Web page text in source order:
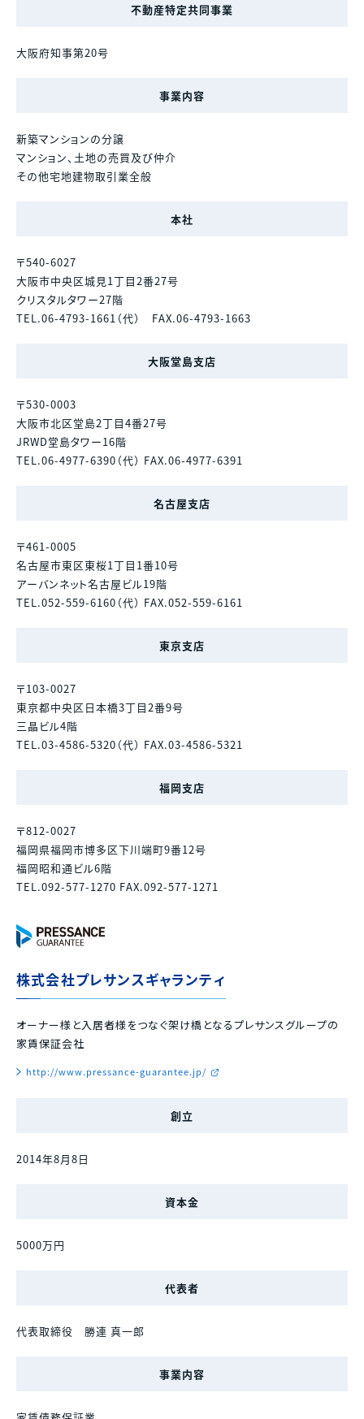
不動産特定共同事業
大阪府知事第20号
事業内容
新築マンションの分譲
マンション、土地の売買及び仲介
その他宅地建物取引業全般
本社
〒540-6027
大阪市中央区城見1丁目2番27号
クリスタルタワー27階
TEL.06-4793-1661（代） FAX.06-4793-1663
大阪堂島支店
〒530-0003
大阪市北区堂島2丁目4番27号
JRWD堂島タワー16階
TEL.06-4977-6390（代） FAX.06-4977-6391
名古屋支店
〒461-0005
名古屋市東区東桜1丁目1番10号
アーバンネット名古屋ビル19階
TEL.052-559-6160（代） FAX.052-559-6161
東京支店
〒103-0027
東京都中央区日本橋3丁目2番9号
三晶ビル4階
TEL.03-4586-5320（代） FAX.03-4586-5321
福岡支店
〒812-0027
福岡県福岡市博多区下川端町9番12号
福岡昭和通ビル6階
TEL.092-577-1270 FAX.092-577-1271
株式会社プレサンスギャランティ
オーナー様と入居者様をつなぐ架け橋となるプレサンスグループの
家賃保証会社
http://www.pressance-guarantee.jp/
創立
2014年8月8日
資本金
5000万円
代表者
代表取締役 勝連 真一郎
事業内容